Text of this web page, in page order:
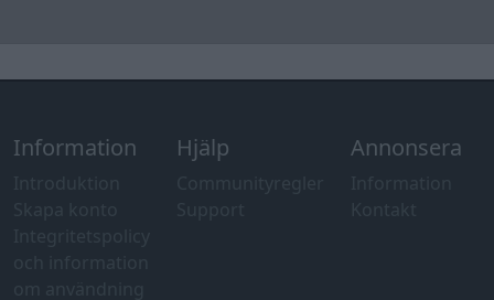
Information Hjälp Annonsera